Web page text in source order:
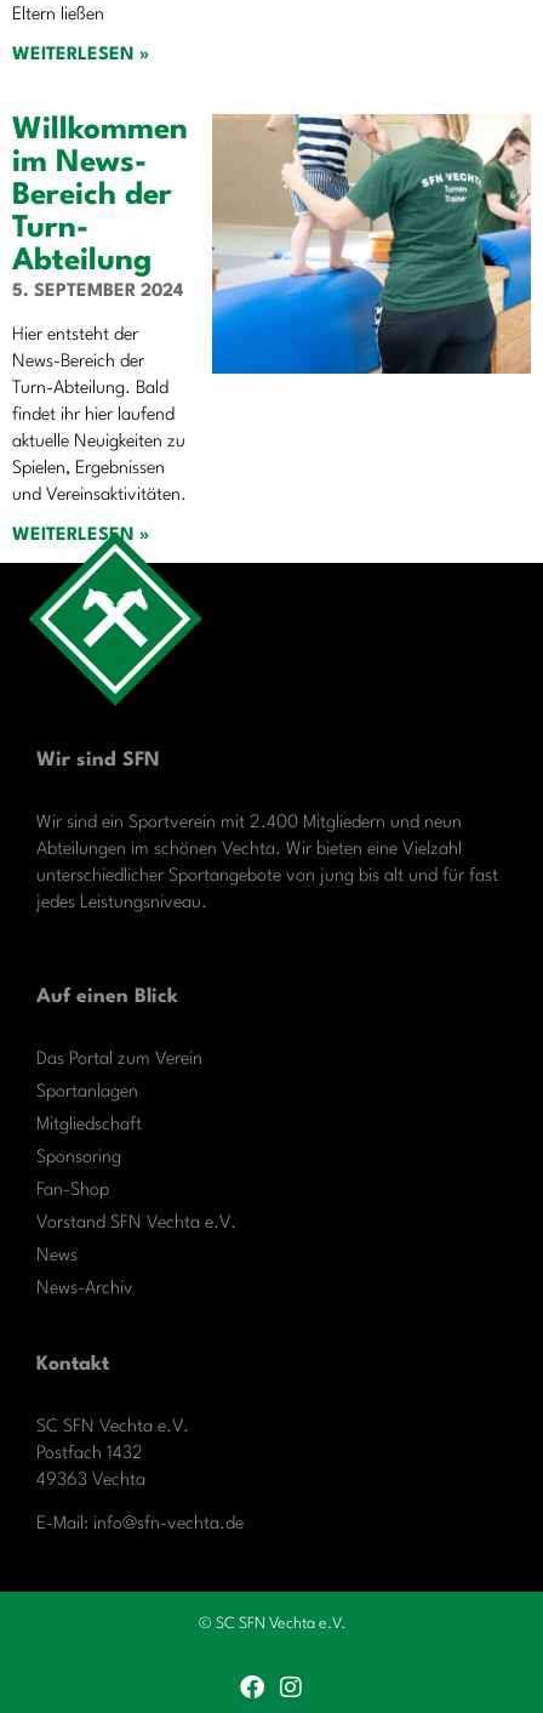
Eltern ließen
WEITERLESEN »
Willkommen
im News-
Bereich der
Turn-
Abteilung
5. SEPTEMBER 2024
Hier entsteht der
News-Bereich der
Turn-Abteilung. Bald
findet ihr hier laufend
aktuelle Neuigkeiten zu
Spielen, Ergebnissen
und Vereinsaktivitäten.
WEITERLESEN »
Wir sind SFN
Wir sind ein Sportverein mit 2.400 Mitgliedern und neun
Abteilungen im schönen Vechta. Wir bieten eine Vielzahl
unterschiedlicher Sportangebote von jung bis alt und für fast
jedes Leistungsniveau.
Auf einen Blick
Das Portal zum Verein
Sportanlagen
Mitgliedschaft
Sponsoring
Fan-Shop
Vorstand SFN Vechta e.V.
News
News-Archiv
Kontakt
SC SFN Vechta e.V.
Postfach 1432
49363 Vechta
E-Mail: info@sfn-vechta.de
© SC SFN Vechta e.V.